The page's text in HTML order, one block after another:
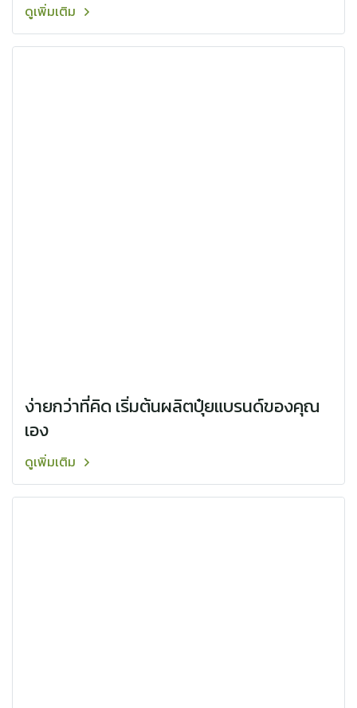
ดูเพิ่มเติม
ง่ายกว่าที่คิด เริ่มต้นผลิตปุ๋ยแบรนด์ของคุณ
เอง
ดูเพิ่มเติม